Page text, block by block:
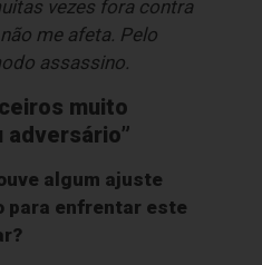
vezes fora contra
me afeta. Pelo
assassino.
muito
adversário”
algum ajuste
para enfrentar este